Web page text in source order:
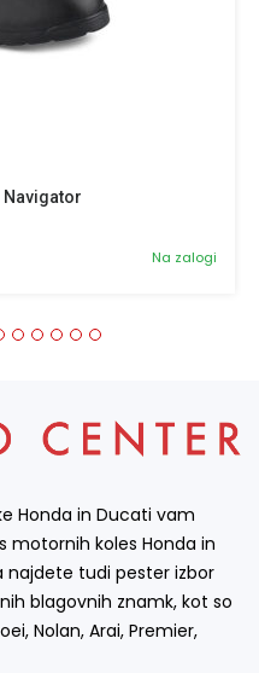
Na zalogi
Honda in Ducati vam
motornih koles Honda in
najdete tudi pester izbor
blagovnih znamk, kot so
Nolan, Arai, Premier,